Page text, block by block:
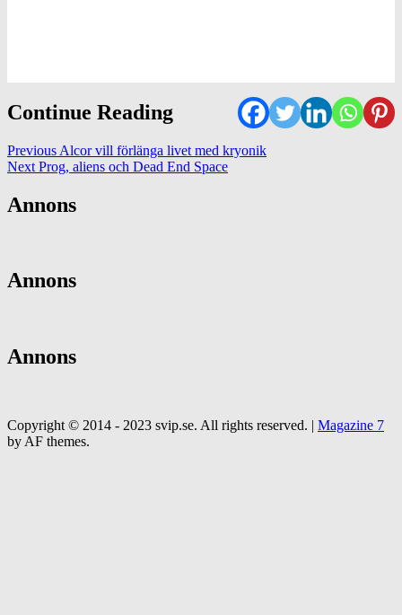
Continue Reading
Previous Alcor vill förlänga livet med kryonik
Next Prog, aliens och Dead End Space
Annons
Annons
Annons
Copyright © 2014 - 2023 svip.se. All rights reserved. | Magazine 7
by AF themes.